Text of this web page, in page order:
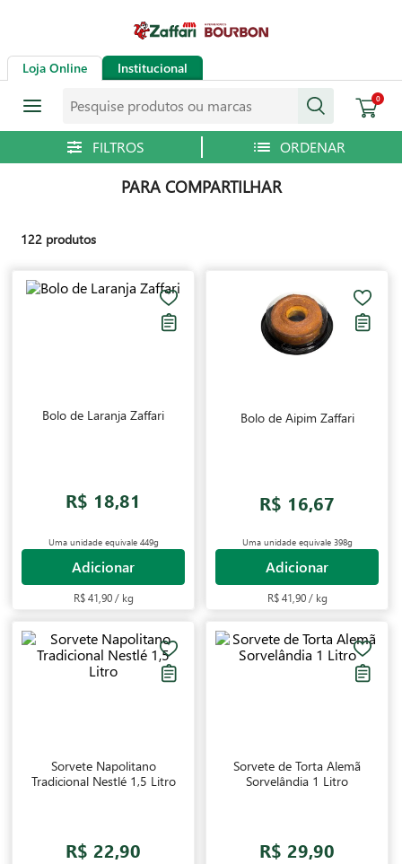
Loja Online Institucional
0
PARA COMPARTILHAR
122 produtos
Bolo de Laranja Zaffari
R$ 18,81
Uma unidade equivale 449g
Adicionar
R$ 41,90 / kg
Bolo de Aipim Zaffari
R$ 16,67
Uma unidade equivale 398g
Adicionar
R$ 41,90 / kg
Sorvete Napolitano
Tradicional Nestlé 1,5 Litro
R$ 22,90
Sorvete de Torta Alemã
Sorvelândia 1 Litro
R$ 29,90